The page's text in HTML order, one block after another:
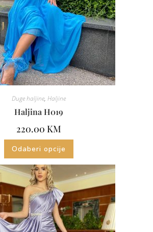
Duge haljine, Haljine
Haljina H019
220.00 KM
Odaberi opcije